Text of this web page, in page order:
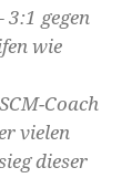
gegen
wie
Coach
vielen
dieser